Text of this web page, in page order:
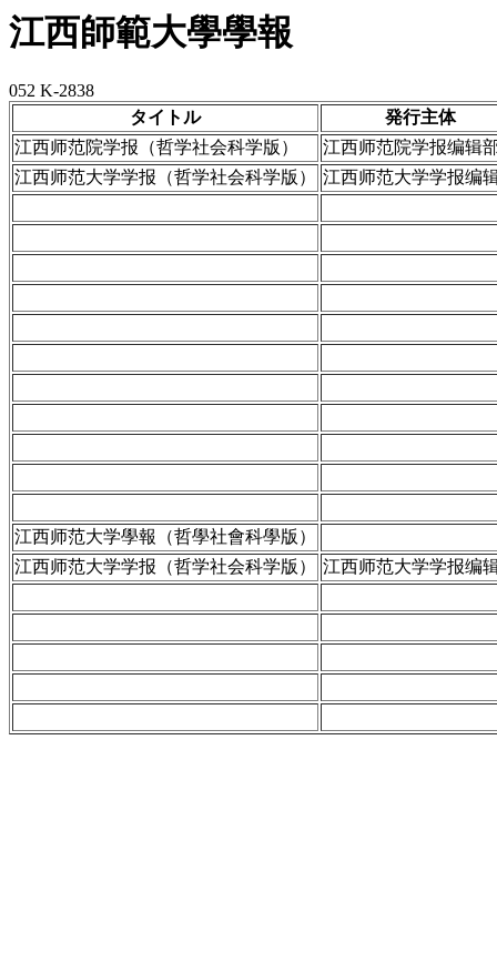
江西師範大學學報
052 K-2838
タイトル
発行主体
江西师范院学报（哲学社会科学版）
江西师范院学报编辑
江西师范大学学报（哲学社会科学版）
江西师范大学学报编
江西师范大学學報（哲學社會科學版）
江西师范大学学报（哲学社会科学版）
江西师范大学学报编